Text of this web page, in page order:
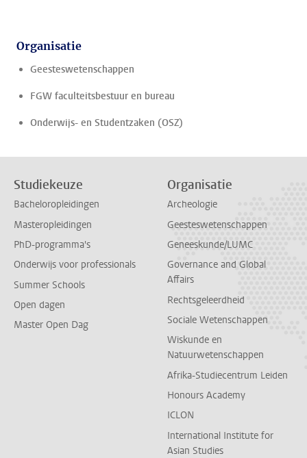
Organisatie
Geesteswetenschappen
FGW faculteitsbestuur en bureau
Onderwijs- en Studentzaken (OSZ)
Studiekeuze
Bacheloropleidingen
Masteropleidingen
PhD-programma's
Onderwijs voor professionals
Summer Schools
Open dagen
Master Open Dag
Organisatie
Archeologie
Geesteswetenschappen
Geneeskunde/LUMC
Governance and Global
Affairs
Rechtsgeleerdheid
Sociale Wetenschappen
Wiskunde en
Natuurwetenschappen
Afrika-Studiecentrum Leiden
Honours Academy
ICLON
International Institute for
Asian Studies